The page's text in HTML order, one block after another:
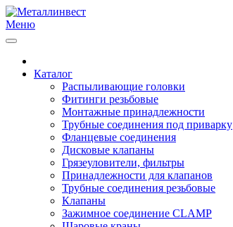
Меню
Каталог
Распыливающие головки
Фитинги резьбовые
Монтажные принадлежности
Трубные соединения под приварку
Фланцевые соединения
Дисковые клапаны
Грязеуловители, фильтры
Принадлежности для клапанов
Трубные соединения резьбовые
Клапаны
Зажимное соединение CLAMP